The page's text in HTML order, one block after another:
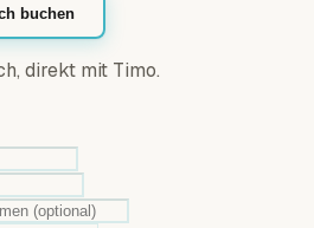
buchen
direkt mit Timo.